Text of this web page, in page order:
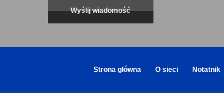
Strona główna O sieci Notatnik